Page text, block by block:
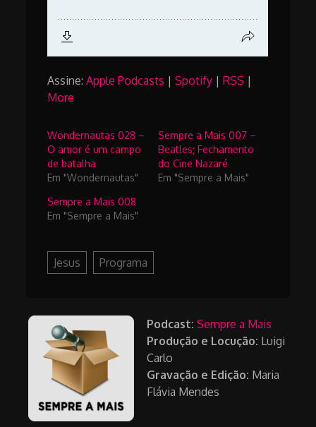
Assine:Apple Podcasts |Spotify |RSS |
More
Wondernautas 028 –
O amor é um campo
de batalha
Em "Wondernautas"
Sempre a Mais 007 –
Beatles; Fechamento
do Cine Nazaré
Em "Sempre a Mais"
Sempre a Mais 008
Em "Sempre a Mais"
Jesus Programa
Podcast: Sempre a Mais
Produção e Locução: Luigi
Carlo
Gravação e Edição: Maria
Flávia Mendes